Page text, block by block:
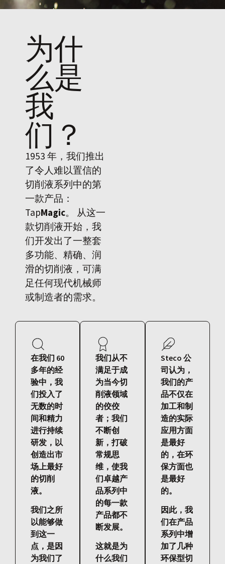
为什
么是
我
们 ？
1953 年，我们推出
了令人难以置信的
切削液系列中的第
一款产品：
TapMagic。 从这一
款切削液开始，我
们开发出了一整套
多功能、精确、润
滑的切削液，可满
足任何现代机械师
或制造者的需求。
在我们 60
多年的经
验中，我
们投入了
无数的时
间和精力
进行持续
研发，以
创造出市
场上最好
的切削
液。
我们之所
以能够做
到这一
点，是因
为我们了
我们从不
满足于成
为当今切
削液领域
的佼佼
者；我们
不断创
新，打破
常规思
维，使我
们卓越产
品系列中
的每一款
产品都不
断发展。
这就是为
什么我们
Steco 公
司认为，
我们的产
品不仅在
加工和制
造的实际
应用方面
是最好
的，在环
保方面也
是最好
的。
因此，我
们在产品
系列中增
加了几种
环保型切